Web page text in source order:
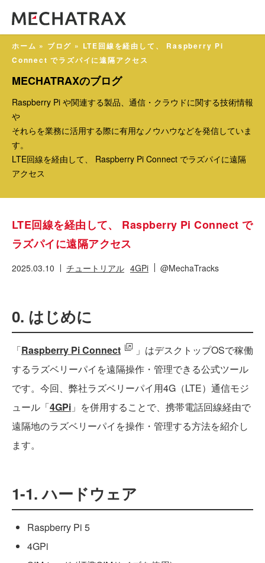
ホーム » ブログ » LTE回線を経由して、 Raspberry Pi
Connect でラズパイに遠隔アクセス
MECHATRAXのブログ
Raspberry Pi や関連する製品、通信・クラウドに関する技術情報
や
それらを業務に活用する際に有用なノウハウなどを発信していま
す。
LTE回線を経由して、 Raspberry Pi Connect でラズパイに遠隔
アクセス
LTE回線を経由して、 Raspberry Pi Connect で
ラズパイに遠隔アクセス
2025.03.10 チュートリアル 4GPi @MechaTracks
0. はじめに
「Raspberry Pi Connect
」はデスクトップOSで稼働
するラズベリーパイを遠隔操作・管理できる公式ツール
です。今回、弊社ラズベリーパイ用4G（LTE）通信モジ
ュール「4GPi 」を併用することで、携帯電話回線経由で
遠隔地のラズベリーパイを操作・管理する方法を紹介し
ます。
1-1. ハードウェア
Raspberry Pi 5
4GPi